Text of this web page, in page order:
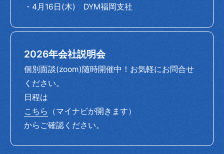
・4月16日(木) DYM福岡支社
2026年会社説明会
個別面談(zoom)随時開催中！お気軽にお問合せ
ください。
日程は
こちら
（マイナビが開きます）
からご確認ください。